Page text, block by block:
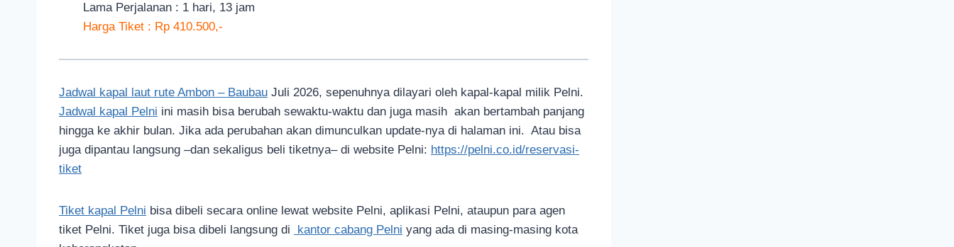
Lama Perjalanan : 1 hari, 13 jam
Harga Tiket : Rp 410.500,-
Jadwal kapal laut rute Ambon – Baubau Juli 2026, sepenuhnya dilayari oleh kapal-kapal milik Pelni.
Jadwal kapal Pelni ini masih bisa berubah sewaktu-waktu dan juga masih akan bertambah panjang
hingga ke akhir bulan. Jika ada perubahan akan dimunculkan update-nya di halaman ini. Atau bisa
juga dipantau langsung –dan sekaligus beli tiketnya– di website Pelni: https://pelni.co.id/reservasi-
tiket
Tiket kapal Pelni bisa dibeli secara online lewat website Pelni, aplikasi Pelni, ataupun para agen
tiket Pelni. Tiket juga bisa dibeli langsung di
kantor cabang Pelni yang ada di masing-masing kota